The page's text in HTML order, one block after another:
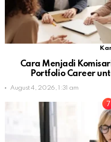
Cara Menjadi
Portfolio Career
August 4, 2026, 1:31 am